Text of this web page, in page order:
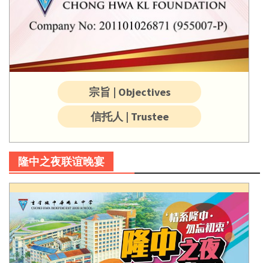
宗旨 | Objectives
信托人 | Trustee
隆中之夜联谊晚宴